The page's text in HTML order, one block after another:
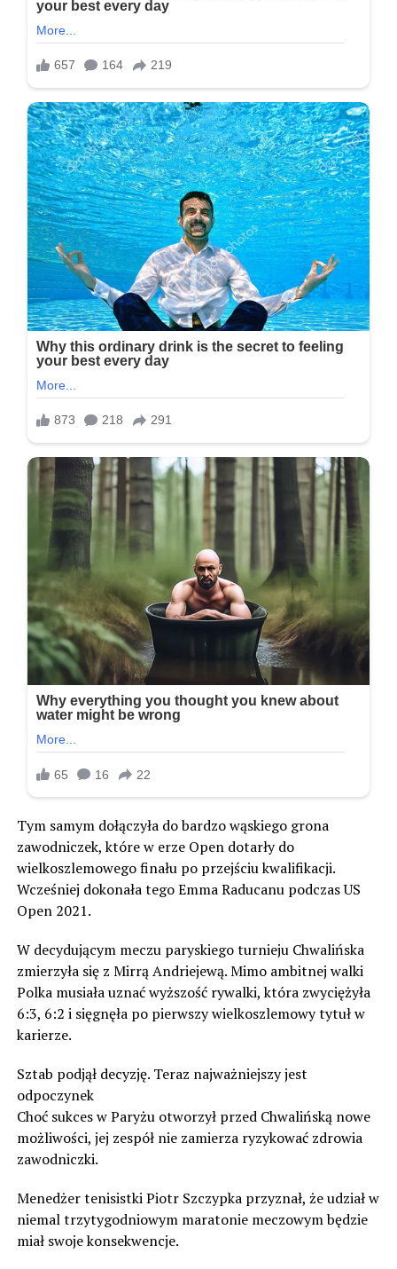
Tym samym dołączyła do bardzo wąskiego grona
zawodniczek, które w erze Open dotarły do
wielkoszlemowego finału po przejściu kwalifikacji.
Wcześniej dokonała tego Emma Raducanu podczas US
Open 2021.
W decydującym meczu paryskiego turnieju Chwalińska
zmierzyła się z Mirrą Andriejewą. Mimo ambitnej walki
Polka musiała uznać wyższość rywalki, która zwyciężyła
6:3, 6:2 i sięgnęła po pierwszy wielkoszlemowy tytuł w
karierze.
Sztab podjął decyzję. Teraz najważniejszy jest
odpoczynek
Choć sukces w Paryżu otworzył przed Chwalińską nowe
możliwości, jej zespół nie zamierza ryzykować zdrowia
zawodniczki.
Menedżer tenisistki Piotr Szczypka przyznał, że udział w
niemal trzytygodniowym maratonie meczowym będzie
miał swoje konsekwencje.